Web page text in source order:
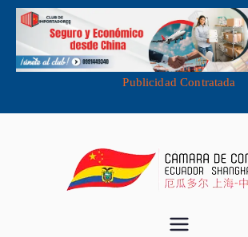
Publicidad Contratada
Importa